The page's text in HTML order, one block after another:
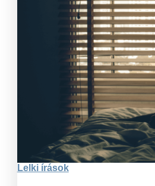
Lelki írások